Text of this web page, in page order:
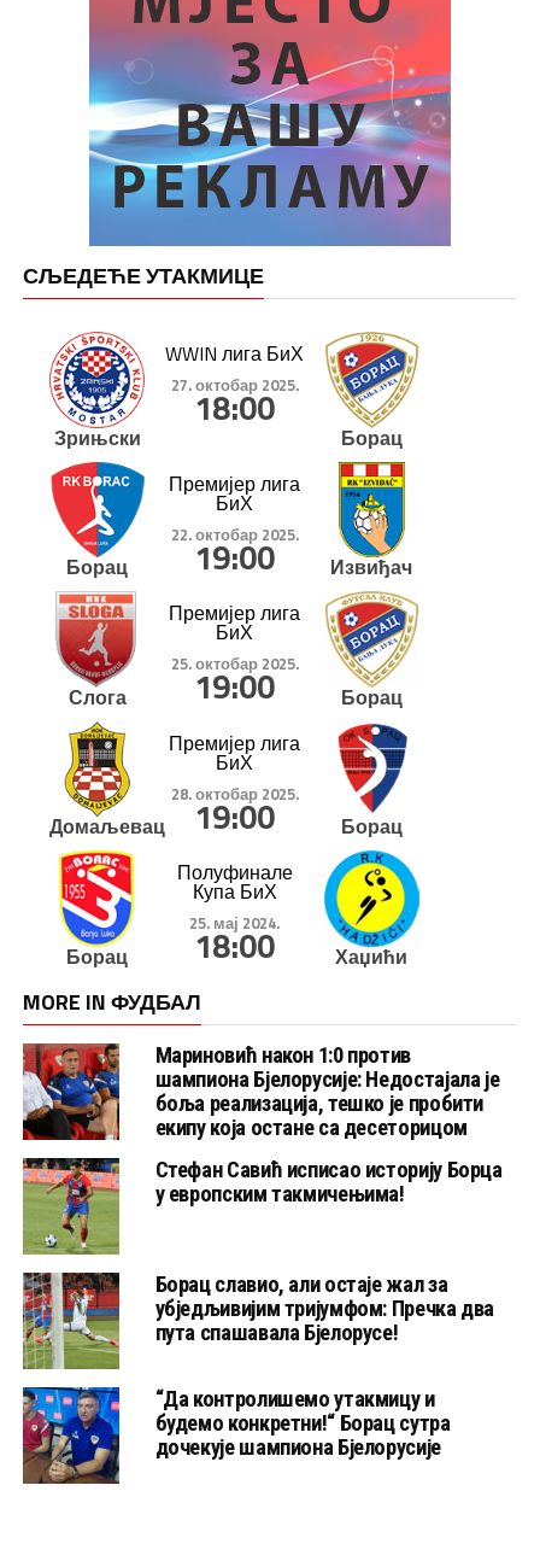
СЉЕДЕЋЕ УТАКМИЦЕ
Зрињски
WWIN лига БиХ
27. октобар 2025.
18:00
Борац
Борац
Премијер лига
БиХ
22. октобар 2025.
19:00 Извиђач
Слога
Премијер лига
БиХ
25. октобар 2025.
19:00 Борац
Домаљевац
Премијер лига
БиХ
28. октобар 2025.
19:00 Борац
Борац
Полуфинале
Купа БиХ
25. мај 2024.
18:00 Хаџићи
MORE IN ФУДБАЛ
Мариновић након 1:0 против
шампиона Бјелорусије: Недостајала је
боља реализација, тешко је пробити
екипу која остане са десеторицом
Стефан Савић исписао историју Борца
у европским такмичењима!
Борац славио, али остаје жал за
убједљивијим тријумфом: Пречка два
пута спашавала Бјелорусе!
“Да контролишемо утакмицу и
будемо конкретни!“ Борац сутра
дочекује шампиона Бјелорусије